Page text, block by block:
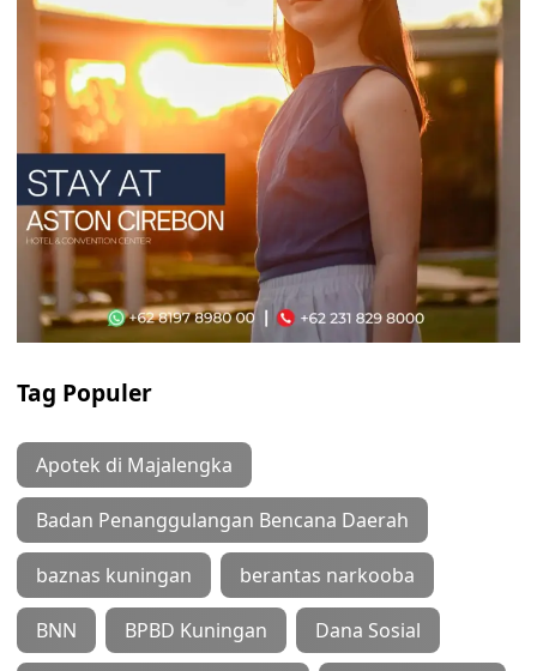
Tag Populer
Apotek di Majalengka
Badan Penanggulangan Bencana Daerah
baznas kuningan berantas narkooba
BNN BPBD Kuningan Dana Sosial